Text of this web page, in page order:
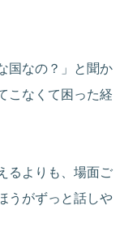
国なの？」と聞か
こなくて困った経
るよりも、場面ご
うがずっと話しや